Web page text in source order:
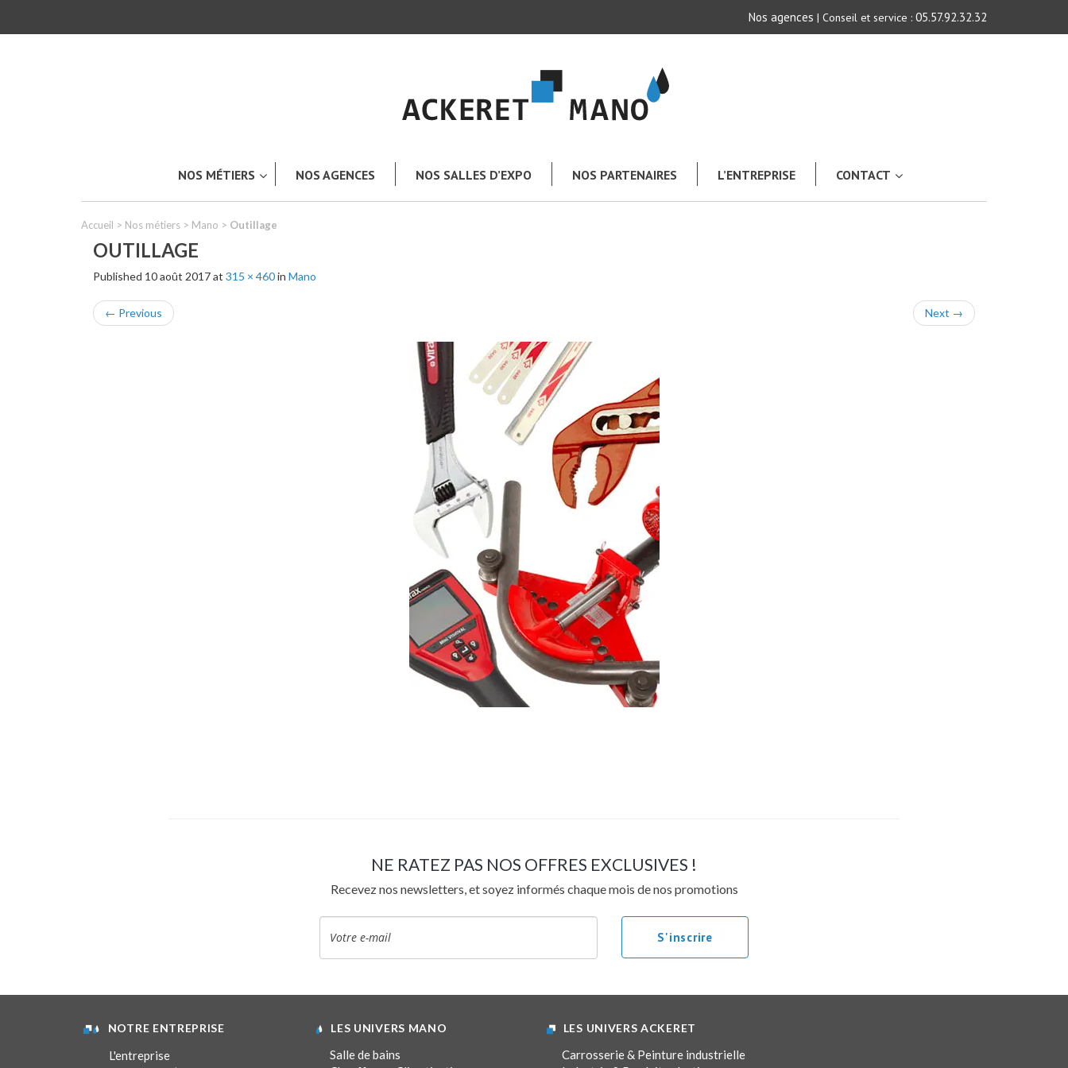
Nos agences | Conseil et service : 05.57.92.32.32
NOS MÉTIERS
TOUT L’UNIVERS ACKERET
Plomberie – Arrosage
Collectivités – Accessibilité
Outillage
NOS CATALOGUES
Catalogue salle de bains
Catalogue chauffage – climatisation
Catalogue collectivités – accessibilité
BESOIN D’UN PROFESSIONNEL ?
OFFRES EXCLUSIVES
NOS AGENCES NOS SALLES D’EXPO NOS PARTENAIRES L’ENTREPRISE CONTACT
Accueil > Nos métiers > Mano > Outillage
OUTILLAGE
Published 10 août 2017at 315 × 460in Mano
← Previous Next →
NE RATEZ PAS NOS OFFRES EXCLUSIVES !
Recevez nos newsletters, et soyez informés chaque mois de nos promotions
NOTRE ENTREPRISE
L'entreprise
LES UNIVERS MANO
Salle de bains
LES UNIVERS ACKERET
Carrosserie & Peinture industrielle